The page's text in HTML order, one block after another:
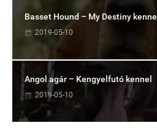
Basset Hound – My Destiny kennel
2019-05-10
Angol agár – Kengyelfutó kennel
2019-05-10